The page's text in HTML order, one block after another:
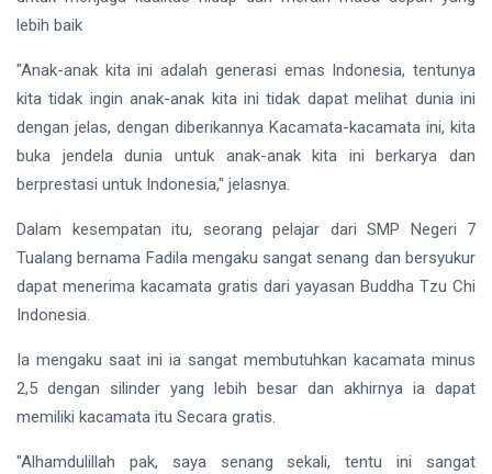
lebih baik
"Anak-anak kita ini adalah generasi emas Indonesia, tentunya
kita tidak ingin anak-anak kita ini tidak dapat melihat dunia ini
dengan jelas, dengan diberikannya Kacamata-kacamata ini, kita
buka jendela dunia untuk anak-anak kita ini berkarya dan
berprestasi untuk Indonesia," jelasnya.
Dalam kesempatan itu, seorang pelajar dari SMP Negeri 7
Tualang bernama Fadila mengaku sangat senang dan bersyukur
dapat menerima kacamata gratis dari yayasan Buddha Tzu Chi
Indonesia.
Ia mengaku saat ini ia sangat membutuhkan kacamata minus
2,5 dengan silinder yang lebih besar dan akhirnya ia dapat
memiliki kacamata itu Secara gratis.
"Alhamdulillah pak, saya senang sekali, tentu ini sangat